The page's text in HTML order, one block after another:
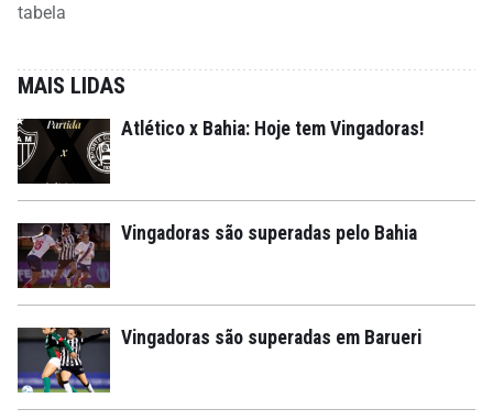
tabela
MAIS LIDAS
Atlético x Bahia: Hoje tem Vingadoras!
Vingadoras são superadas pelo Bahia
Vingadoras são superadas em Barueri